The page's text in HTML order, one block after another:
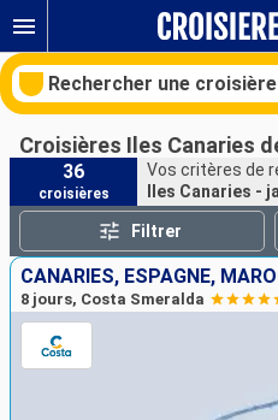
Rechercher une croisière
Nos destinations
Mois de départ
Ports
Croisières Iles Canaries
36
croisières
Vos critères de
Iles Canaries -
Filtrer
CANARIES, ESPAGNE,
8 jours, Costa Smeralda